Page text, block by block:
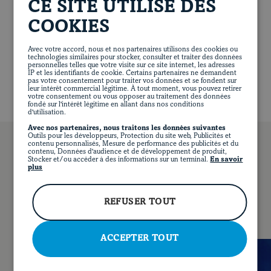
Articles
FACEBOOKINSTAGRAMPINTEREST
Cut buns lengthwise so they open like hot dog buns.
Stuff buns with pork mixture. Place buns on baking
sheet.
Bake in the oven for 5 minutes or until lightly toasted.
Serve immediately with cranberry sauce.
NUTRITIONAL VALUE PER SERVING
234 calories 10 g of proteins
257 mg of sodium
YOU MAY ALSO LIKE
CE SITE UTILISE DES
COOKIES
Avec votre accord, nous et nos partenaires utilisons des cookies ou
technologies similaires pour stocker, consulter et traiter des données
personnelles telles que votre visite sur ce site internet, les adresses
IP et les identifiants de cookie. Certains partenaires ne demandent
pas votre consentement pour traiter vos données et se fondent sur
leur intérêt commercial légitime. À tout moment, vous pouvez retirer
votre consentement ou vous opposer au traitement des données
fondé sur l'intérêt légitime en allant dans nos conditions
d'utilisation.
Avec nos partenaires, nous traitons les données suivantes
Outils pour les développeurs, Protection du site web, Publicités et
contenu personnalisés, Mesure de performance des publicités et du
contenu, Données d'audience et de développement de produit,
Stocker et/ou accéder à des informations sur un terminal. En savoir
plus
ACCEPTER TOUT
REFUSER TOUT